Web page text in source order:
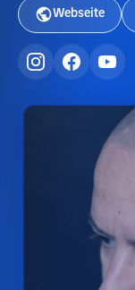
Webseite